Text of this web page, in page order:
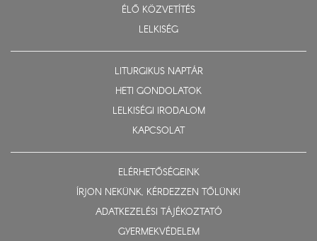
ÉLŐ KÖZVETÍTÉS
LELKISÉG
LITURGIKUS NAPTÁR
HETI GONDOLATOK
LELKISÉGI IRODALOM
KAPCSOLAT
ELÉRHETŐSÉGEINK
ÍRJON NEKÜNK, KÉRDEZZEN TŐLÜNK!
ADATKEZELÉSI TÁJÉKOZTATÓ
GYERMEKVÉDELEM